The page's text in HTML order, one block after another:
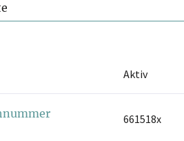
Aktiv
661518x